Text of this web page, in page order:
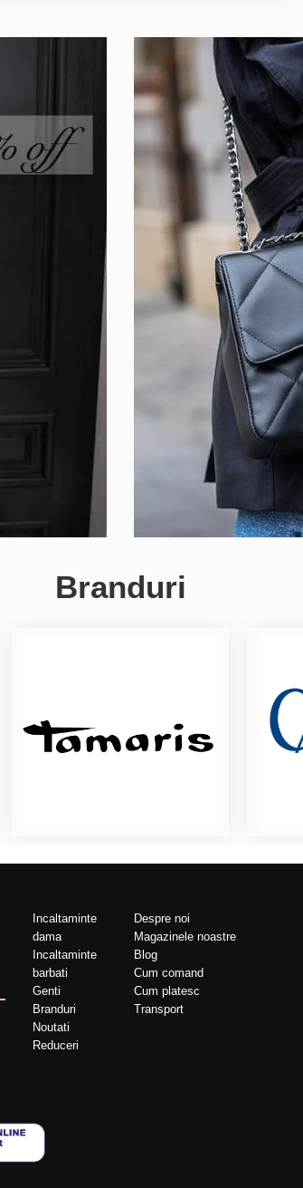
Branduri
Incaltaminte
dama
Incaltaminte
barbati
Genti
Branduri
Noutati
Reduceri
Despre noi
Magazinele noastre
Blog
Cum comand
Cum platesc
Transport